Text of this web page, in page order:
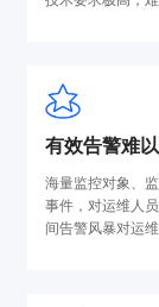
有效告警难
海量监控对象、
事件，对运维人
间告警风暴对运